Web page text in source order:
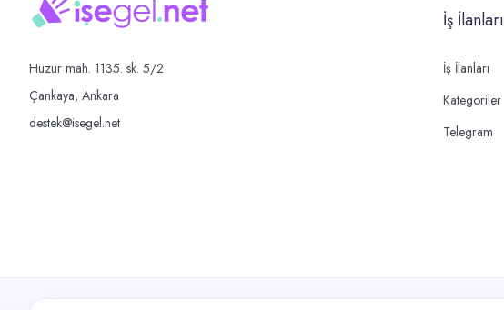
Huzur mah. 1135. sk. 5/2
Çankaya, Ankara
destek@isegel.net
İş İlanları
İş İlanları
Kategoriler
Telegram